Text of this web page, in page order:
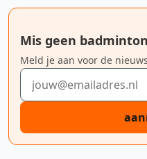
Mis geen
Meld je aan voor de
E-mailadres